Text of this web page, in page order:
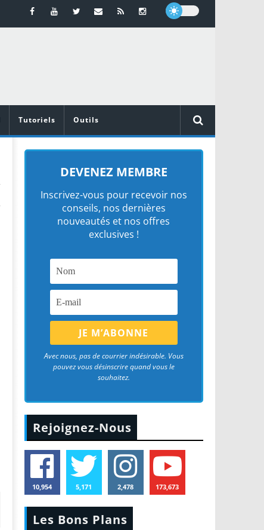
Tutoriels Outils
DEVENEZ MEMBRE
Inscrivez-vous pour recevoir nos
conseils, nos dernières
nouveautés et nos offres
exclusives !
Avec nous, pas de courrier indésirable. Vous
pouvez vous désinscrire quand vous le
souhaitez.
Rejoignez-Nous
10,954 5,171 2,478 173,673
Les Bons Plans